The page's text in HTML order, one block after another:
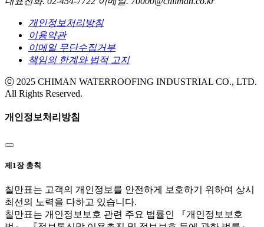
개인정보처리방침
이용약관
이메일 무단수집거부
책임의 한계와 법적 고지
ⓒ 2025 CHIMAN WATERROOFING INDUSTRIAL CO., LTD.
All Rights Reserved.
개인정보처리방침
제1장 총칙
칠만표는 고객의 개인정보를 안전하게 보호하기 위하여 상시
최선의 노력을 다하고 있습니다.
칠만표는 개인정보보호 관련 주요 법률인 『개인정보보호